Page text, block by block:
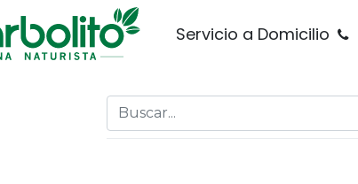
Servicio a Domicilio